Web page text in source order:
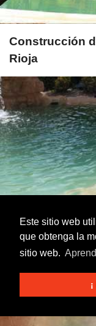
Este sitio web
que obtenga la
sitio web.
Construcción
Rioja
Construcción